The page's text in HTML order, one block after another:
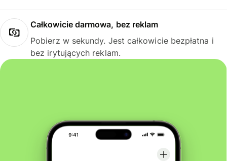
Całkowicie darmowa, bez reklam
Pobierz w sekundy. Jest całkowicie bezpłatna i
bez irytujących reklam.